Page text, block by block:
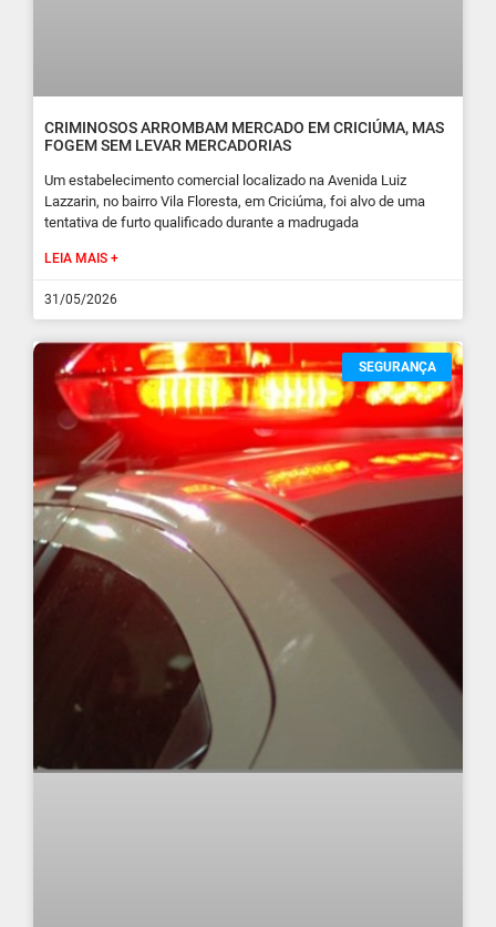
CRIMINOSOS ARROMBAM MERCADO EM CRICIÚMA, MAS
FOGEM SEM LEVAR MERCADORIAS
Um estabelecimento comercial localizado na Avenida Luiz
Lazzarin, no bairro Vila Floresta, em Criciúma, foi alvo de uma
tentativa de furto qualificado durante a madrugada
LEIA MAIS +
31/05/2026
SEGURANÇA